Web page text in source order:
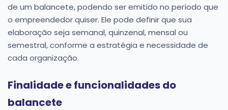
de um balancete, podendo ser emitido no período que
o empreendedor quiser. Ele pode definir que sua
elaboração seja semanal, quinzenal, mensal ou
semestral, conforme a estratégia e necessidade de
cada organização.
Finalidade e funcionalidades do
balancete